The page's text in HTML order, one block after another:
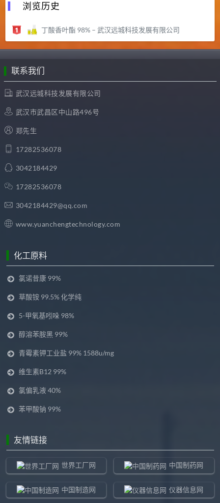
浏览历史
丁酸香叶酯 98% – 武汉远城科技发展有限公司
联系我们
武汉远城科技发展有限公司
武汉市武昌区中山路496号
郑先生
17282536078
3042184429
17282536078
3042184429@qq.com
www.yuanchengtechnology.com
化工原料
氯诺昔康 99%
草酸铵 99.5% 化学纯
5-甲氧基吲哚 98%
醇溶苯胺黑 99%
青霉素钾工业盐 99% 1588u/mg
维生素B12 99%
氯偏乳液 40%
苯甲酸钠 99%
友情链接
世界工厂网 中国制药网
中国制造网 仪器信息网